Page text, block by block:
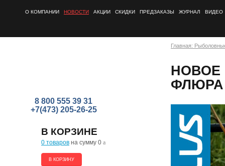
О КОМПАНИИ НОВОСТИ АКЦИИ СКИДКИ ПРЕДЗАКАЗЫ ЖУРНАЛ ВИДЕО
8 800 555 39 31
+7(473) 205-26-25
В КОРЗИНЕ
0 товаров на сумму 0 a
В КОРЗИНУ
Главная:
НОВОЕ
ФЛЮРА